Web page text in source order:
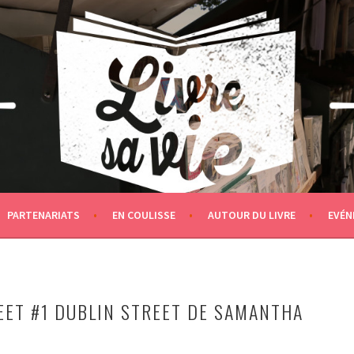
PARTENARIATS EN COULISSE AUTOUR DU LIVRE
#1 DUBLIN STREET DE SAMANTHA